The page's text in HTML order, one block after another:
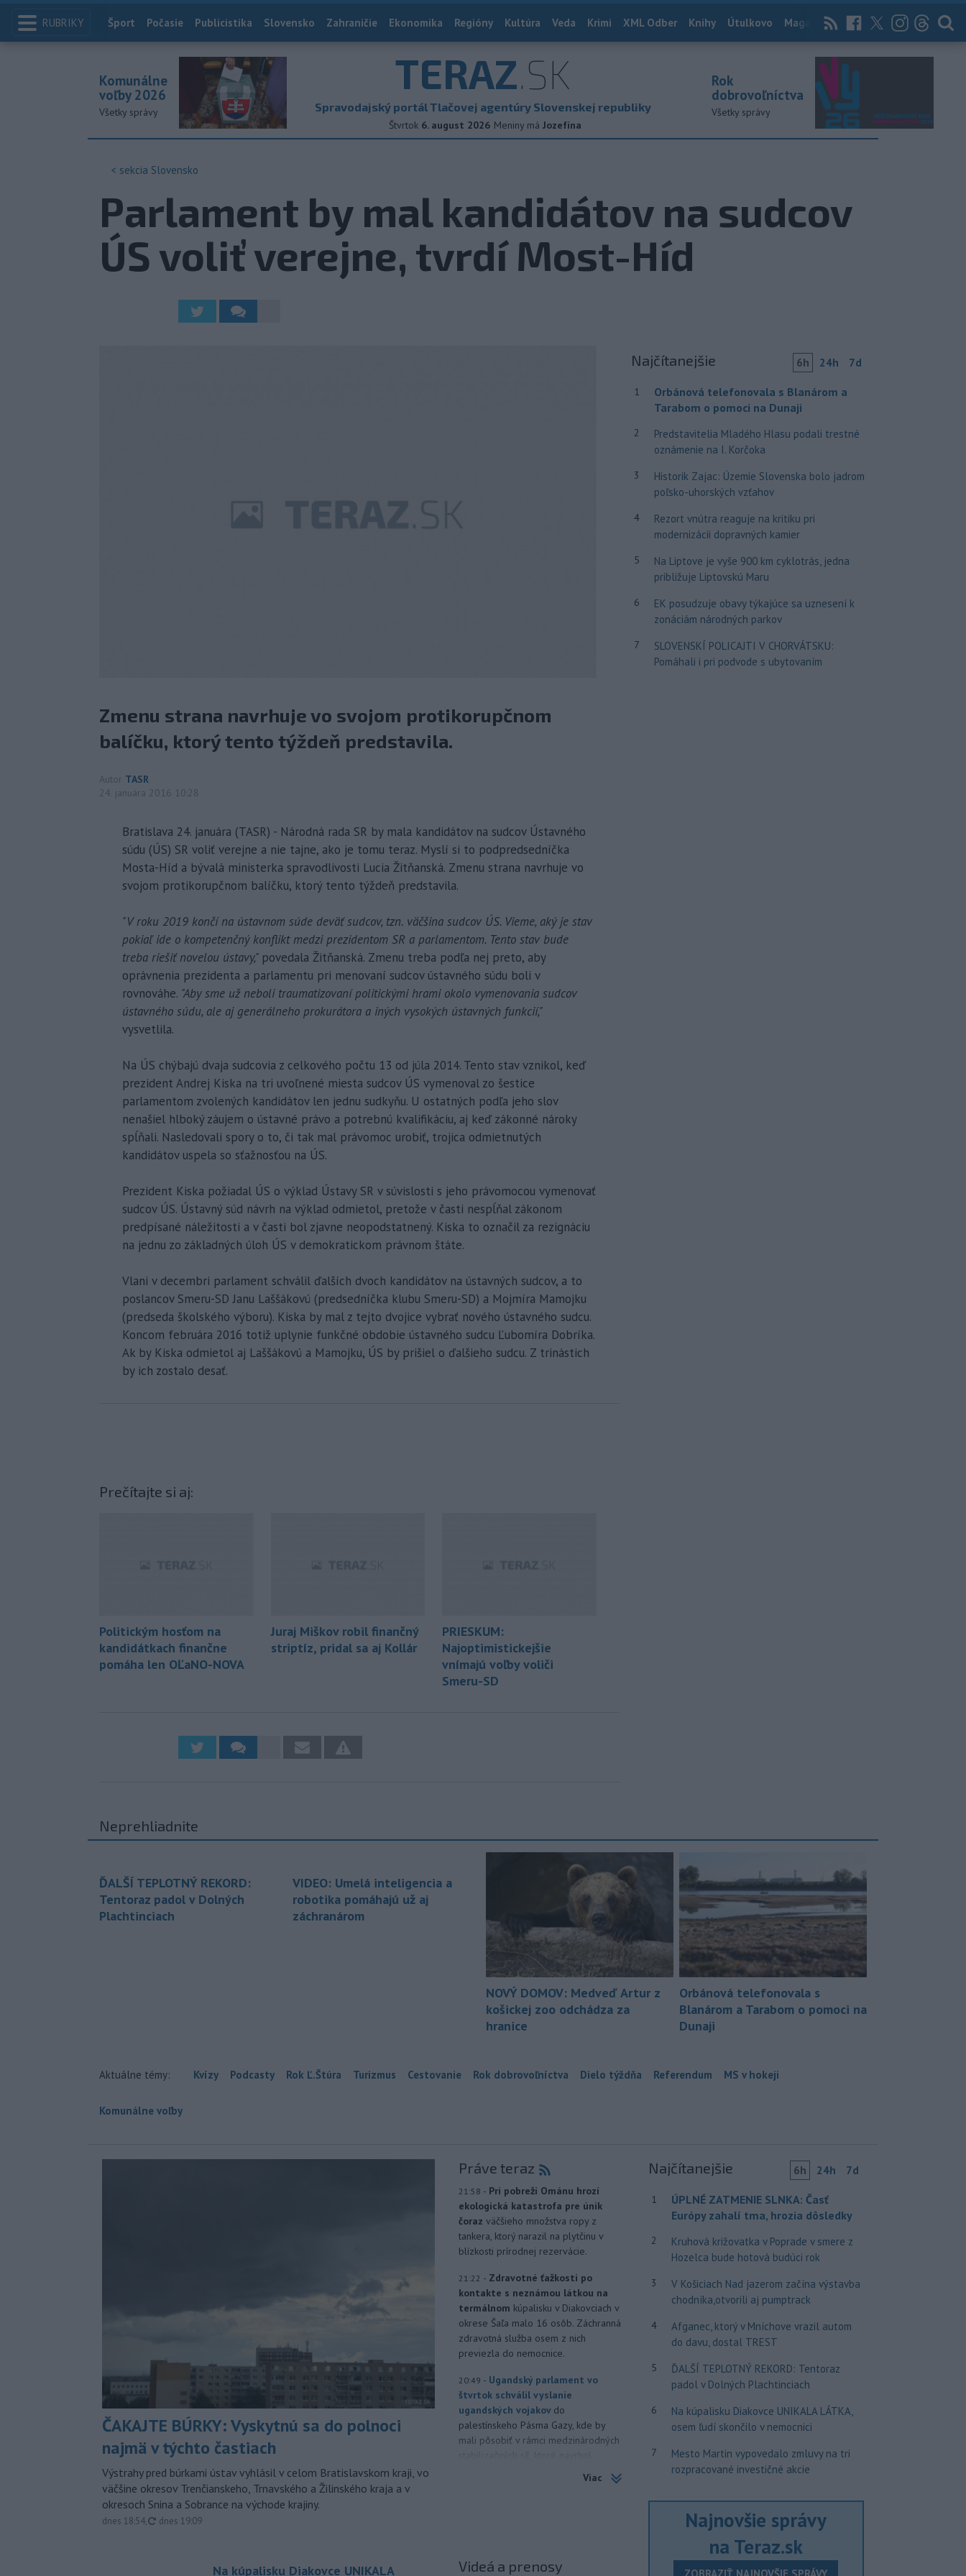
RUBRIKY Index
Šport Počasie Publicistika Slovensko Zahraničie Ekonomika Regióny Kultúra Veda Krimi XML Odber Knihy Útulkovo Magazín News Now Archív
TERAZ.SK
Spravodajský portál Tlačovej agentúry Slovenskej republiky
Štvrtok 6. august 2026 Meniny má Jozefína
Komunálne
voľby 2026
Všetky správy
Rok
dobrovoľníctva
Všetky správy
< sekcia Slovensko
Parlament by mal kandidátov na sudcov
ÚS voliť verejne, tvrdí Most-Híd
Zmenu strana navrhuje vo svojom protikorupčnom
balíčku, ktorý tento týždeň predstavila.
Autor TASR
24. januára 2016 10:28
Bratislava 24. januára (TASR) - Národná rada SR by mala kandidátov na sudcov Ústavného
súdu (ÚS) SR voliť verejne a nie tajne, ako je tomu teraz. Myslí si to podpredsedníčka
Mosta-Híd a bývalá ministerka spravodlivosti Lucia Žitňanská. Zmenu strana navrhuje vo
svojom protikorupčnom balíčku, ktorý tento týždeň predstavila.
"V roku 2019 končí na ústavnom súde deväť sudcov, tzn. väčšina sudcov ÚS. Vieme, aký je stav
pokiaľ ide o kompetenčný konflikt medzi prezidentom SR a parlamentom. Tento stav bude
treba riešiť novelou ústavy," povedala Žitňanská. Zmenu treba podľa nej preto, aby
oprávnenia prezidenta a parlamentu pri menovaní sudcov ústavného súdu boli v
rovnováhe. "Aby sme už neboli traumatizovaní politickými hrami okolo vymenovania sudcov
ústavného súdu, ale aj generálneho prokurátora a iných vysokých ústavných funkcií,"
vysvetlila.
Na ÚS chýbajú dvaja sudcovia z celkového počtu 13 od júla 2014. Tento stav vznikol, keď
prezident Andrej Kiska na tri uvoľnené miesta sudcov ÚS vymenoval zo šestice
parlamentom zvolených kandidátov len jednu sudkyňu. U ostatných podľa jeho slov
nenašiel hlboký záujem o ústavné právo a potrebnú kvalifikáciu, aj keď zákonné nároky
spĺňali. Nasledovali spory o to, či tak mal právomoc urobiť, trojica odmietnutých
kandidátov uspela so sťažnosťou na ÚS.
Prezident Kiska požiadal ÚS o výklad Ústavy SR v súvislosti s jeho právomocou vymenovať
sudcov ÚS. Ústavný súd návrh na výklad odmietol, pretože v časti nespĺňal zákonom
predpísané náležitosti a v časti bol zjavne neopodstatnený. Kiska to označil za rezignáciu
na jednu zo základných úloh ÚS v demokratickom právnom štáte.
Vlani v decembri parlament schválil ďalších dvoch kandidátov na ústavných sudcov, a to
poslancov Smeru-SD Janu Laššákovú (predsedníčka klubu Smeru-SD) a Mojmíra Mamojku
(predseda školského výboru). Kiska by mal z tejto dvojice vybrať nového ústavného sudcu.
Koncom februára 2016 totiž uplynie funkčné obdobie ústavného sudcu Ľubomíra Dobríka.
Ak by Kiska odmietol aj Laššákovú a Mamojku, ÚS by prišiel o ďalšieho sudcu. Z trinástich
by ich zostalo desať.
Prečítajte si aj:
Politickým hosťom na
kandidátkach finančne
pomáha len OĽaNO-NOVA
Juraj Miškov robil finančný
striptíz, pridal sa aj Kollár
PRIESKUM:
Najoptimistickejšie
vnímajú voľby voliči
Smeru-SD
Najčítanejšie 6h 24h 7d
1
Orbánová telefonovala s Blanárom a
Tarabom o pomoci na Dunaji
2
Predstavitelia Mladého Hlasu podali trestné
oznámenie na I. Korčoka
3
Historik Zajac: Územie Slovenska bolo jadrom
poľsko-uhorských vzťahov
4
Rezort vnútra reaguje na kritiku pri
modernizácii dopravných kamier
5
Na Liptove je vyše 900 km cyklotrás, jedna
približuje Liptovskú Maru
6
EK posudzuje obavy týkajúce sa uznesení k
zonáciám národných parkov
7
SLOVENSKÍ POLICAJTI V CHORVÁTSKU:
Pomáhali i pri podvode s ubytovaním
Neprehliadnite
ĎALŠÍ TEPLOTNÝ REKORD:
Tentoraz padol v Dolných
Plachtinciach
VIDEO: Umelá inteligencia a
robotika pomáhajú už aj
záchranárom
NOVÝ DOMOV: Medveď Artur z
košickej zoo odchádza za
hranice
Orbánová telefonovala s
Blanárom a Tarabom o pomoci na
Dunaji
Aktuálne témy: Kvízy Podcasty Rok Ľ.Štúra Turizmus Cestovanie Rok dobrovoľníctva Dielo týždňa Referendum MS v hokeji
Komunálne voľby
ČAKAJTE BÚRKY: Vyskytnú sa do polnoci
najmä v týchto častiach
Výstrahy pred búrkami ústav vyhlásil v celom Bratislavskom kraji, vo
väčšine okresov Trenčianskeho, Trnavského a Žilinského kraja a v
okresoch Snina a Sobrance na východe krajiny.
dnes 18:54, aktualizované
dnes 19:09
Na kúpalisku Diakovce UNIKALA
Práve teraz
21:58 - Pri pobreží Ománu hrozí
ekologická katastrofa pre únik
čoraz väčšieho množstva ropy z
tankera, ktorý narazil na plytčinu v
blízkosti prírodnej rezervácie.
21:22 - Zdravotné ťažkosti po
kontakte s neznámou látkou na
termálnom kúpalisku v Diakovciach v
okrese Šaľa malo 16 osôb. Záchranná
zdravotná služba osem z nich
previezla do nemocnice.
20:49 - Ugandský parlament vo
štvrtok schválil vyslanie
ugandských vojakov do
palestínskeho Pásma Gazy, kde by
mali pôsobiť v rámci medzinárodných
po jeho neúspešnom pláne.
Viac
Videá a prenosy
Najčítanejšie 6h 24h 7d
1
ÚPLNÉ ZATMENIE SLNKA: Časť
Európy zahalí tma, hrozia dôsledky
2
Kruhová križovatka v Poprade v smere z
Hozelca bude hotová budúci rok
3
V Košiciach Nad jazerom začína výstavba
chodníka,otvorili aj pumptrack
4
Afganec, ktorý v Mníchove vrazil autom
do davu, dostal TREST
5
ĎALŠÍ TEPLOTNÝ REKORD: Tentoraz
padol v Dolných Plachtinciach
6
Na kúpalisku Diakovce UNIKALA LÁTKA,
osem ľudí skončilo v nemocnici
7
Mesto Martin vypovedalo zmluvy na tri
rozpracované investičné akcie
Najnovšie správy
na Teraz.sk